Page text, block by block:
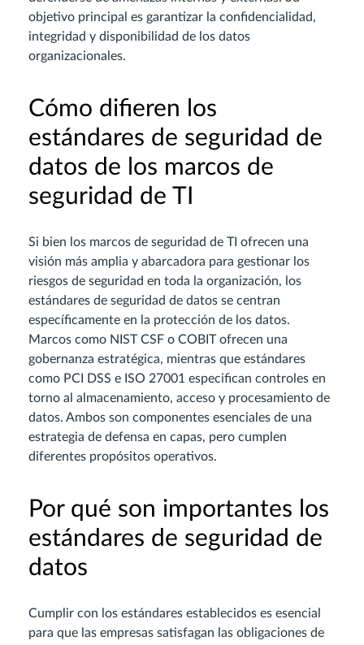
objetivo principal es garantizar la confidencialidad,
integridad y disponibilidad de los datos
organizacionales.
Cómo difieren los
estándares de seguridad de
datos de los marcos de
seguridad de TI
Si bien los marcos de seguridad de TI ofrecen una
visión más amplia y abarcadora para gestionar los
riesgos de seguridad en toda la organización, los
estándares de seguridad de datos se centran
específicamente en la protección de los datos.
Marcos como NIST CSF o COBIT ofrecen una
gobernanza estratégica, mientras que estándares
como PCI DSS e ISO 27001 especifican controles en
torno al almacenamiento, acceso y procesamiento de
datos. Ambos son componentes esenciales de una
estrategia de defensa en capas, pero cumplen
diferentes propósitos operativos.
Por qué son importantes los
estándares de seguridad de
datos
Cumplir con los estándares establecidos es esencial
para que las empresas satisfagan las obligaciones de